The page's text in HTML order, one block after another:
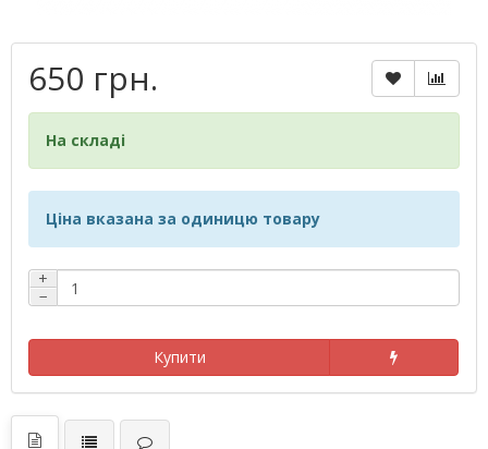
650 грн.
На складі
Ціна вказана за одиницю товару
+
−
Купити